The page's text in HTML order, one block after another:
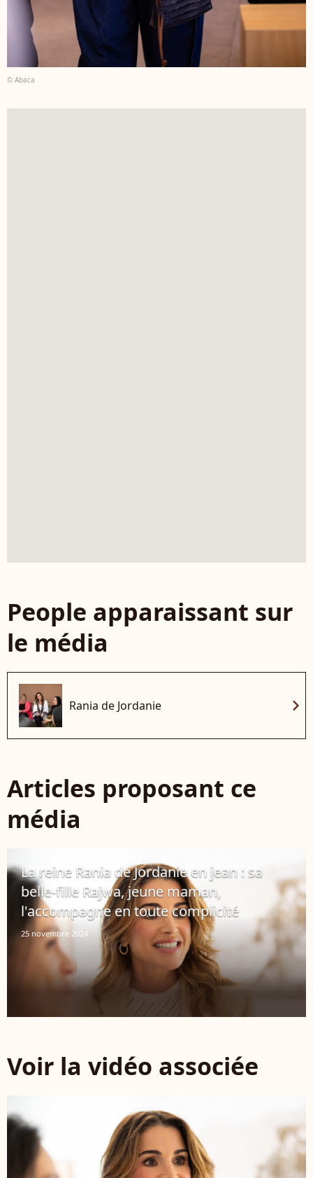
© Abaca
People apparaissant sur
le média
Rania de Jordanie chevron_right
Articles proposant ce
média
La reine Rania de Jordanie en jean : sa
belle-fille Rajwa, jeune maman,
l'accompagne en toute complicité
25 novembre 2024
Voir la vidéo associée